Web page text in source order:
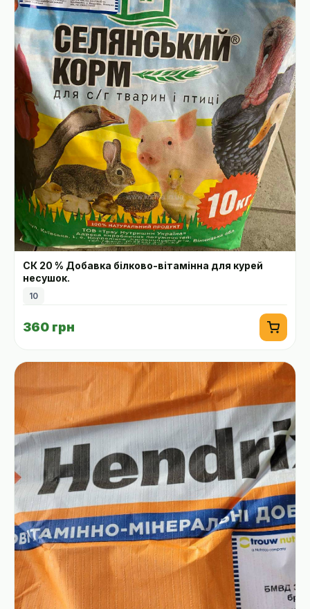
СК 20 % Добавка білково-вітамінна для курей
несушок.
10
360 грн